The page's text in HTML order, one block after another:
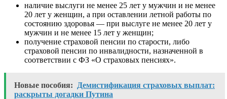
наличие выслуги не менее 25 лет у мужчин и не менее
20 лет у женщин, а при оставлении летной работы по
состоянию здоровья — при выслуге не менее 20 лет у
мужчин и не менее 15 лет у женщин;
получение страховой пенсии по старости, либо
страховой пенсии по инвалидности, назначенной в
соответствии с ФЗ «О страховых пенсиях».
Новые пособия:
Демистификация страховых выплат:
раскрыты догадки Путина